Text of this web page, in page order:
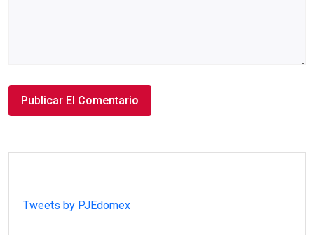
Tweets by PJEdomex